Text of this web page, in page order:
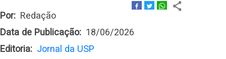
Por
Redação
Data de Publicação
18/06/2026
Editoria
Jornal da USP